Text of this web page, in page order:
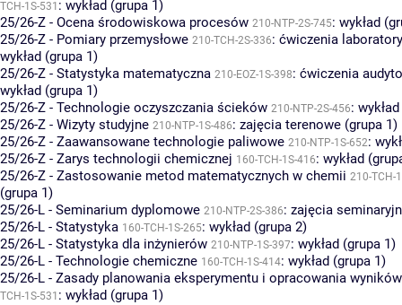
TCH-1S-531 : wykład (grupa 1)
25/26-Z - Ocena środowiskowa procesów 210-NTP-2S-745: wykład
25/26-Z - Pomiary przemysłowe 210-TCH-2S-336: ćwiczenia
wykład (grupa 1)
25/26-Z - Statystyka matematyczna 210-EOZ-1S-398: ćwiczenia
wykład (grupa 1)
25/26-Z - Technologie oczyszczania ścieków 210-NTP-2S-456:
25/26-Z - Wizyty studyjne 210-NTP-1S-486: zajęcia terenowe (grupa 1)
25/26-Z - Zaawansowane technologie paliwowe 210-NTP-1S-652:
25/26-Z - Zarys technologii chemicznej 160-TCH-1S-416: wykład
25/26-Z - Zastosowanie metod matematycznych w chemii 210-TCH-
(grupa 1)
25/26-L - Seminarium dyplomowe 210-NTP-2S-386: zajęcia
25/26-L - Statystyka 160-TCH-1S-265: wykład (grupa 2)
25/26-L - Statystyka dla inżynierów 210-NTP-1S-397: wykład (grupa 1)
25/26-L - Technologie chemiczne 160-TCH-1S-414: wykład (grupa 1)
25/26-L - Zasady planowania eksperymentu i opracowania
TCH-1S-531 : wykład (grupa 1)